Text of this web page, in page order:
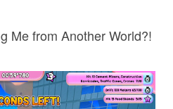
Me from Another World?!